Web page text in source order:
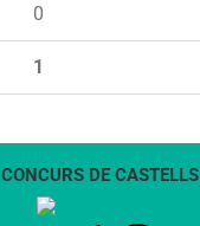
1
0
CONCURS DE CASTELLS